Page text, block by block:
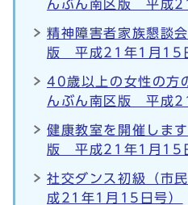
んぶん南区版 平成
精神障害者家族懇談
版 平成21年1月15
40歳以上の女性の方
んぶん南区版 平成
健康教室を開催しま
版 平成21年1月15
社交ダンス初級（市
成21年1月15日号）